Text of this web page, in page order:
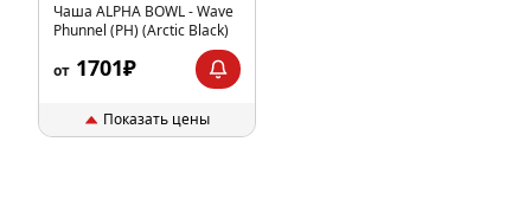
Чаша ALPHA BOWL - Wave
Phunnel (PH) (Arctic Black)
от 1701₽
Показать цены